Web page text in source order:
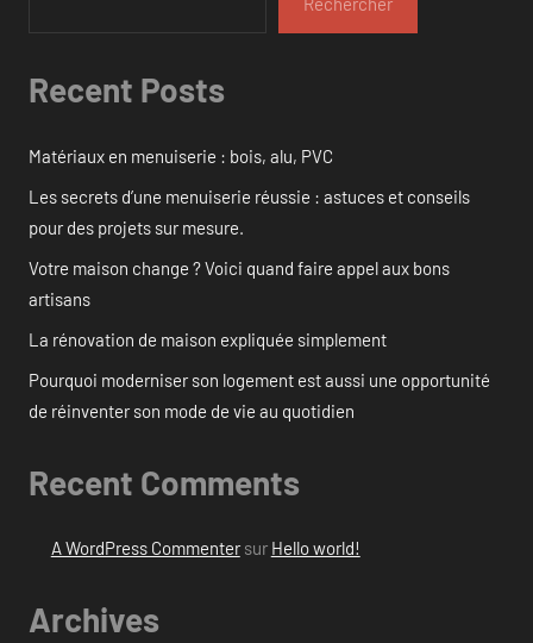
Recent Posts
Matériaux en menuiserie : bois, alu, PVC
Les secrets d’une menuiserie réussie : astuces et conseils
pour des projets sur mesure.
Votre maison change ? Voici quand faire appel aux bons
artisans
La rénovation de maison expliquée simplement
Pourquoi moderniser son logement est aussi une opportunité
de réinventer son mode de vie au quotidien
Recent Comments
A WordPress Commentersur Hello world!
Archives